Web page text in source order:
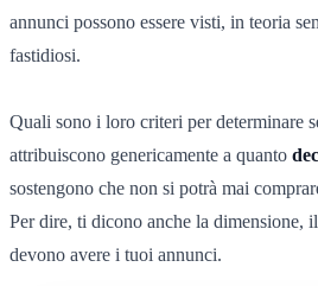
annunci possono essere visti, in teoria
fastidiosi.
Quali sono i loro criteri per determinare
attribuiscono genericamente a quanto
sostengono che non si potrà mai
Per dire, ti dicono anche la dimensione,
devono avere i tuoi annunci.